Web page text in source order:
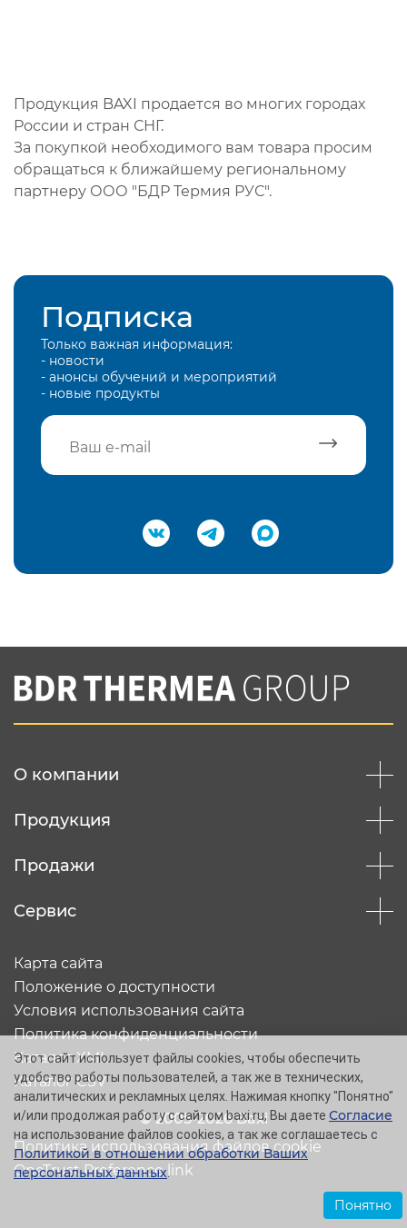
Продукция BAXI продается во многих городах
России и стран СНГ.
За покупкой необходимого вам товара просим
обращаться к ближайшему региональному
партнеру ООО "БДР Термия РУС".
Подписка
Только важная информация:
- новости
- анонсы обучений и мероприятий
- новые продукты
Подтвердить e-mail
Вы соглашаетесь с нашей политикой
конфеденциальности
О компании
Продукция
Продажи
Сервис
© 2005-2026 Baxi
Карта сайта
Положение о доступности
Условия использования сайта
Политика конфиденциальности
Каталог XML
Каталог CSV
Политика использования файлов cookie
OneTrust Preference link
Этот сайт использует файлы cookies, чтобы обеспечить
удобство работы пользователей, а так же в технических,
аналитических и рекламных целях. Нажимая кнопку "Понятно"
и/или продолжая работу с сайтом baxi.ru, Вы даете Согласие
на использование файлов cookies, а так же соглашаетесь с
Политикой в отношении обработки Ваших
персональных данных.
Понятно